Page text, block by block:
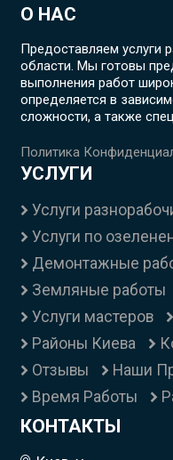
О НАС
Предоставляем услуги
области. Мы готовы
выполнения работ
определяется в
сложности, а также
Политика
УСЛУГИ
Услуги
Услуги по
Демонтажные
Земляные работы
Услуги мастеров
Районы Киева
Отзывы
Наши
Время Работы
КОНТАКТЫ